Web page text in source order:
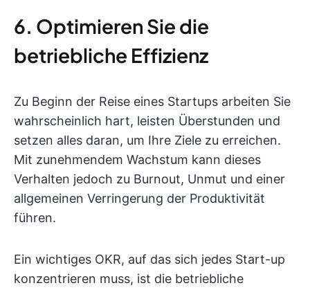
6. Optimieren Sie die
betriebliche Effizienz
Zu Beginn der Reise eines Startups arbeiten Sie
wahrscheinlich hart, leisten Überstunden und
setzen alles daran, um Ihre Ziele zu erreichen.
Mit zunehmendem Wachstum kann dieses
Verhalten jedoch zu Burnout, Unmut und einer
allgemeinen Verringerung der Produktivität
führen.
Ein wichtiges OKR, auf das sich jedes Start-up
konzentrieren muss, ist die betriebliche